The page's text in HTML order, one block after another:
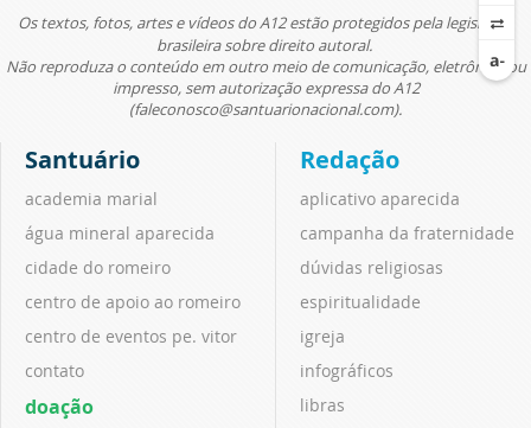
Os textos, fotos, artes e vídeos do A12 estão protegidos pela legislação
brasileira sobre direito autoral.
Não reproduza o conteúdo em outro meio de comunicação, eletrônico ou
impresso, sem autorização expressa do A12
(faleconosco@santuarionacional.com).
Santuário
academia marial
água mineral aparecida
cidade do romeiro
centro de apoio ao romeiro
centro de eventos pe. vitor
contato
doação
Redação
aplicativo aparecida
campanha da fraternidade
dúvidas religiosas
espiritualidade
igreja
infográficos
libras